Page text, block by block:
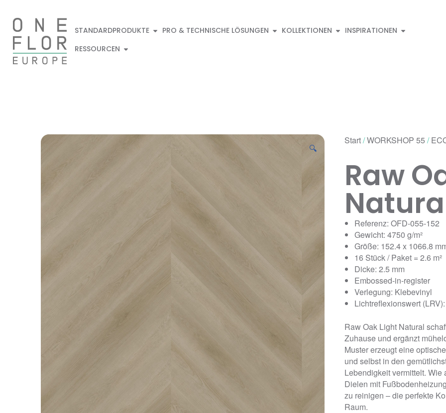
STANDARDPRODUKTE PRO & TECHNISCHE LÖSUNGEN KOLLEKTIONEN
INSPIRATIONEN
RESSOURCEN
🔍
Start/WORKSHOP 55 /
Raw
Referenz: OFD-055-152
Gewicht: 4750 g/m²
Größe: 152.4 x 1066.8
16 Stück / Paket = 2.6 m²
Dicke: 2.5 mm
Embossed-in-register
Verlegung: Klebevinyl
Lichtreflexionswert
Raw Oak Light Natural
Zuhause und ergänzt
Muster erzeugt eine
und selbst in den
Lebendigkeit vermittelt.
Dielen mit
zu reinigen – die perfekte
Raum.